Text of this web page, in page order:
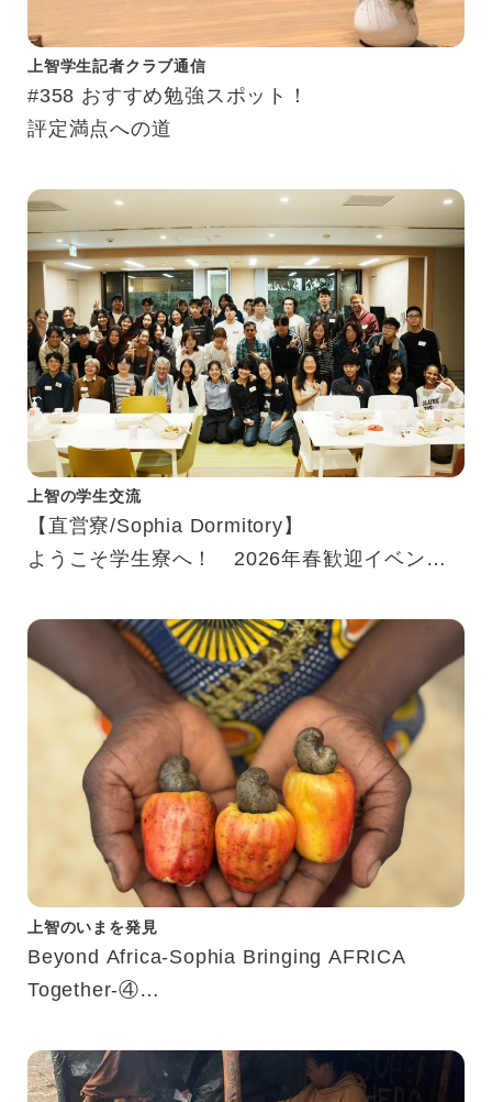
上智学生記者クラブ通信
#358 おすすめ勉強スポット！
評定満点への道
上智の学生交流
【直営寮/Sophia Dormitory】
ようこそ学生寮へ！ 2026年春歓迎イベント
Welcome to Dorm！ Introducing Our Spring
2026 Event
上智のいまを発見
Beyond Africa-Sophia Bringing AFRICA
Together-④